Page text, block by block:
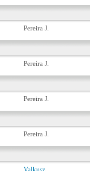
Pereira J.
Pereira J.
Pereira J.
Pereira J.
Valkusz